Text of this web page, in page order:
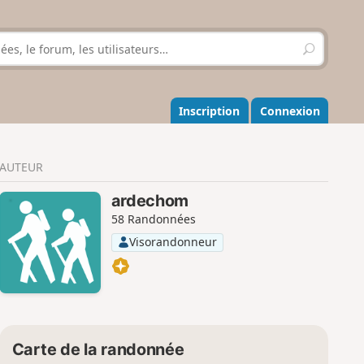
R
e
h
e
r
r
Inscription Connexion
AUTEUR
ardechom
58 Randonnées
Visorandonneur
Carte de la randonnée